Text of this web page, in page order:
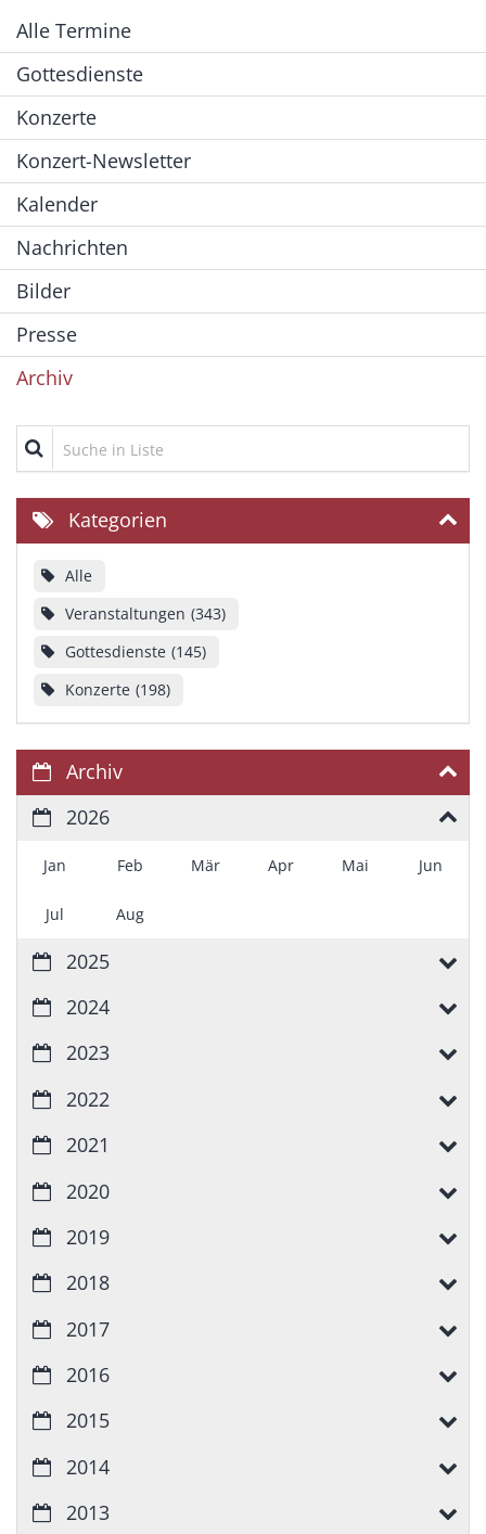
Alle Termine
Gottesdienste
Konzerte
Konzert-Newsletter
Kalender
Nachrichten
Bilder
Presse
Archiv
Suche in Liste
Kategorien
Alle
Veranstaltungen 343
Gottesdienste 145
Konzerte 198
Archiv
2026
Jan Feb Mär Apr Mai Jun
Jul Aug
2025
2024
2023
2022
2021
2020
2019
2018
2017
2016
2015
2014
2013